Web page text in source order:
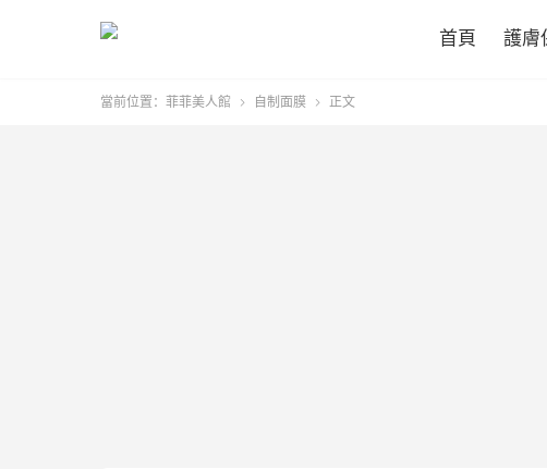
首頁 護膚
當前位置： 菲菲美人館  自制面膜  正文